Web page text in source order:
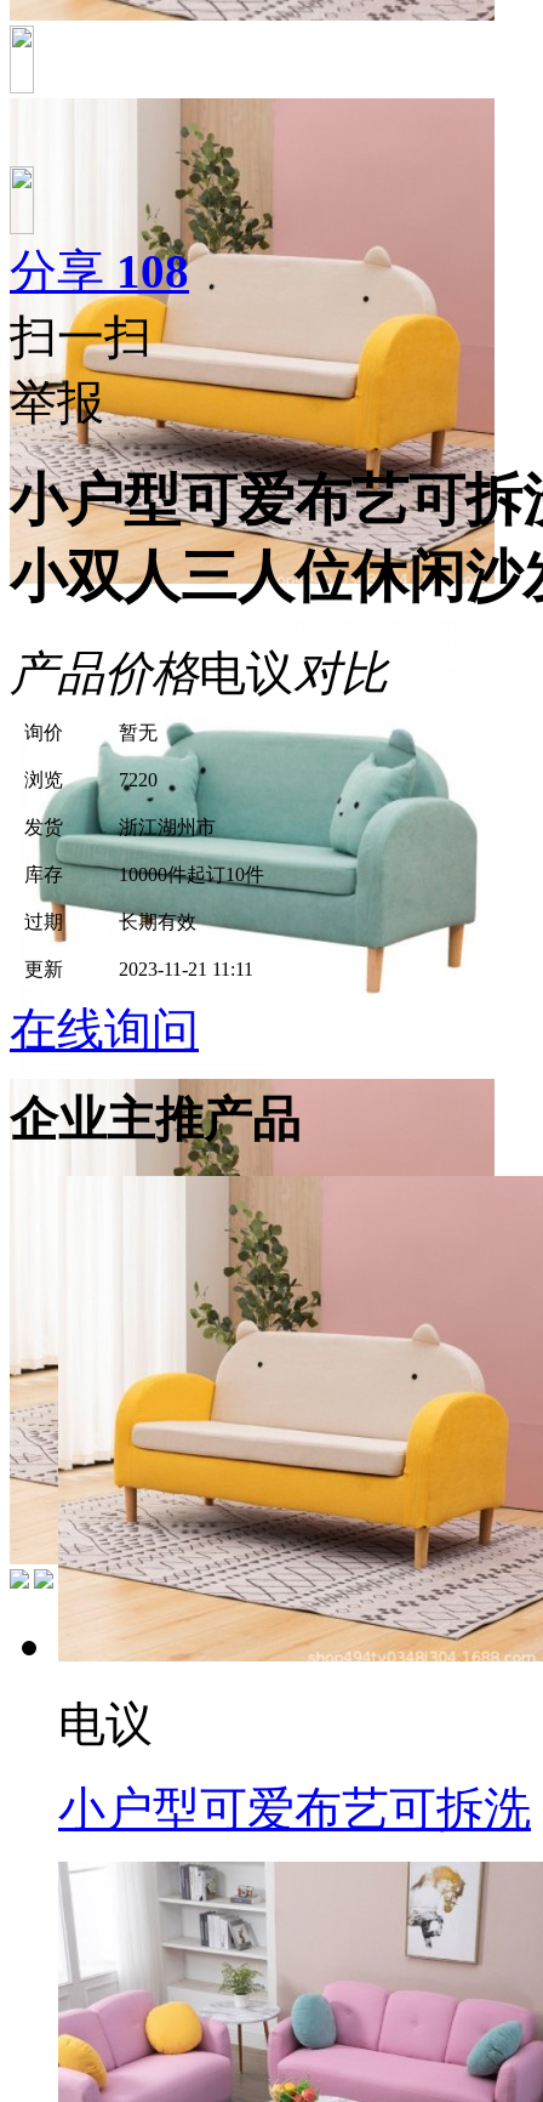
分享 108
扫一扫
举报
小户型可爱布艺可
小双人三人位休闲沙
产品价格电议对比
询价 暂无
浏览 7220
发货 浙江湖州市
库存 10000件起订10件
过期 长期有效
更新 2023-11-21 11:11
在线询问
企业主推产品
电议
小户型可爱布艺可拆洗